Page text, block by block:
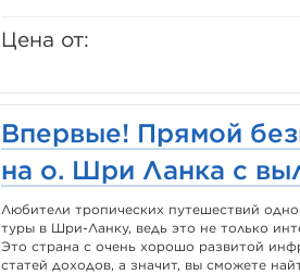
Цена от:
Впервые! Прямой
на о. Шри Ланка с
Любители тропических путешествий
туры в Шри-Ланку, ведь это не только
Это страна с очень хорошо развитой
статей доходов, а значит, вы сможете